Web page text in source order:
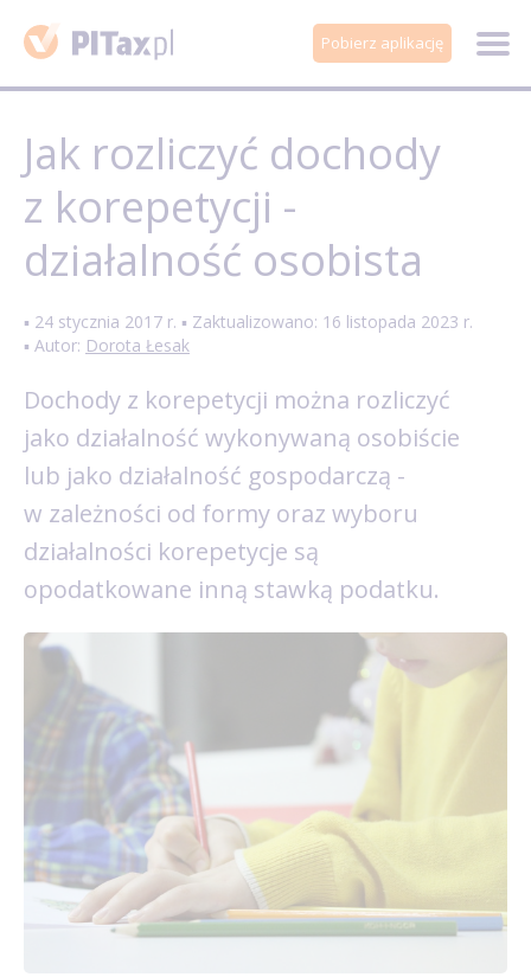
Pobierz aplikację
Jak rozliczyć dochody
z korepetycji -
działalność osobista
▪ 24 stycznia 2017 r. ▪ Zaktualizowano: 16 listopada 2023 r.
▪ Autor: Dorota Łesak
Dochody z korepetycji można rozliczyć
jako działalność wykonywaną osobiście
lub jako działalność gospodarczą -
w zależności od formy oraz wyboru
działalności korepetycje są
opodatkowane inną stawką podatku.